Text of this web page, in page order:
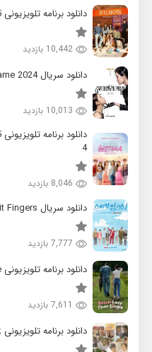
دانلود برنامه تلویزیونی 2025 Heart Pairing
10,442 بازدید
دانلود سریال 2024 Cinderella Game
10,013 بازدید
4
8,046 بازدید
دانلود سریال Spirit Fingers
7,777 بازدید
دانلود برنامه تلویزیونی Better Late than Single
7,611 بازدید
دانلود برنامه تلویزیونی Love: Track